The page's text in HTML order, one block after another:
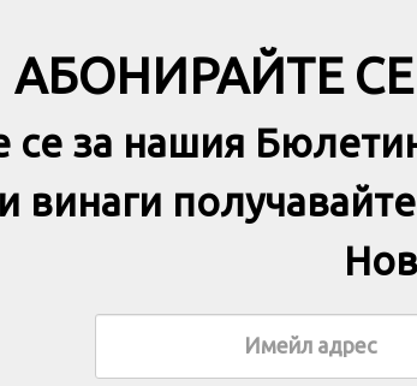
АБОНИРАЙТЕ
се за нашия
винаги